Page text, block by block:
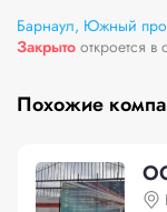
Барнаул, Южный
Закрыто откроется
Похожие